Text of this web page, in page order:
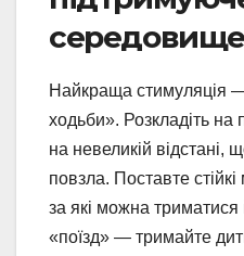
Найкраща стимуляція
ходьби». Розкладіть на
на невеликій відстані,
повзла. Поставте стійкі
за які можна триматися
«поїзд» — тримайте